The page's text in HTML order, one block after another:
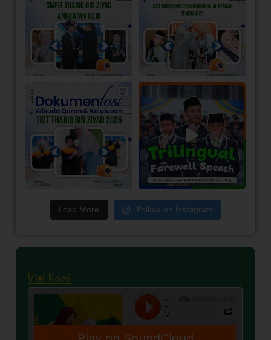
Load More Follow on Instagram
Visi Kami